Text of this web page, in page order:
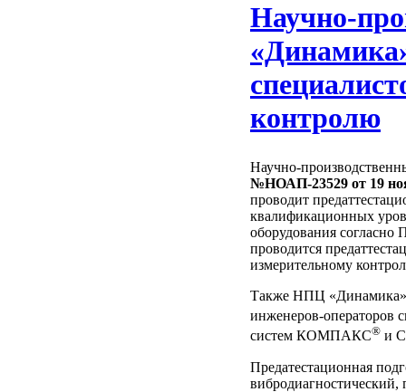
Научно-
контролю
Научно-
№НОАП-23529 от 19
проводит
квалификационных
оборудования
проводится
измерительному
Также НПЦ «Динамика»
инженеров-
систем КОМПАКС® и
Предатестационная